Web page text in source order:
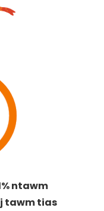
ntawm
tawm tias